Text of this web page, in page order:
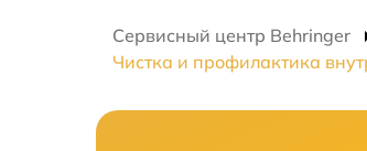
Сервисный центр Behringer
Чистка и профилактика